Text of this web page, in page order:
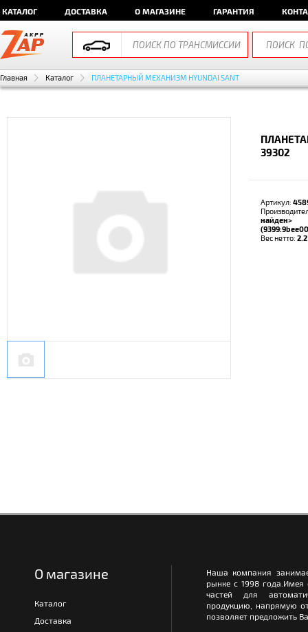
КАТАЛОГ ДОСТАВКА О МАГАЗИНЕ ГАРАНТИЯ
Главная Каталог ПЛАНЕТАРНЫЙ МЕХАНИЗМ HYUNDAI SANT
39302
Артикул:
найден>
Вес нетто: 2.2
О магазине
Каталог
Доставка
Наша компания
рынке с 1998
частей для
продукцию, напрямую
позволяет предложить